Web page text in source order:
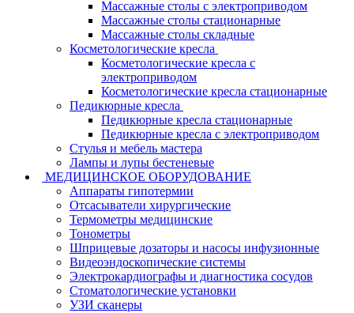
Массажные столы с электроприводом
Массажные столы стационарные
Массажные столы складные
Косметологические кресла
Косметологические кресла с
электроприводом
Косметологические кресла стационарные
Педикюрные кресла
Педикюрные кресла стационарные
Педикюрные кресла с электроприводом
Стулья и мебель мастера
Лампы и лупы бестеневые
МЕДИЦИНСКОЕ ОБОРУДОВАНИЕ
Аппараты гипотермии
Отсасыватели хирургические
Термометры медицинские
Тонометры
Шприцевые дозаторы и насосы инфузионные
Видеоэндоскопические системы
Электрокардиографы и диагностика сосудов
Стоматологические установки
УЗИ сканеры